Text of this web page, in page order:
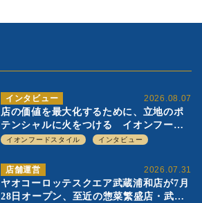
2026.08.07
インタビュー
店の価値を最大化するために、立地のポ
テンシャルに火をつける イオンフード
スタイル 平田 炎社長
イオンフードスタイル インタビュー
2026.07.31
店舗運営
ヤオコーロッテスクエア武蔵浦和店が7月
28日オープン、至近の惣菜繁盛店・武蔵